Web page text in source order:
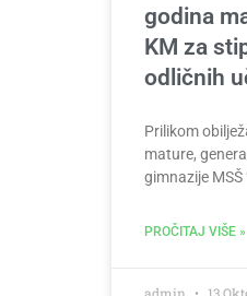
godina
KM za
odličnih
Prilikom
mature,
gimnazije MSŠ
PROČITAJ VIŠE »